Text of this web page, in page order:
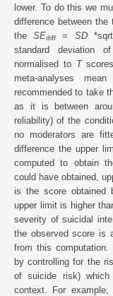
lower. To do this we
difference between
theSEdiff = SD
standard deviation
normalised to T
meta-analyses
recommended to take
as it is between
reliability) of the
no moderators are
difference the upper
computed to obtain
could have obtained,
is the score
upper limit is higher
severity of suicidal
the observed score is
from this computation.
by controlling for the
of suicide risk)
context. For